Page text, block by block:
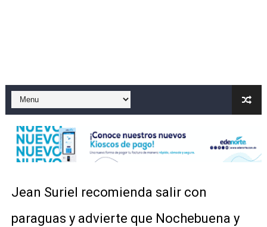
El precio del brent cayó un 7,05 % a 83,77 dólares por
Un sismo de magnitud 3,4 se registra en una provincia
Incendio en Grecia quema 12,600 hectáreas y obliga a
Pacheman apuesta por la evolución del merengue
Un derrumbe en el centro de Cuba deja dos personas
Jean Suriel recomienda salir con
paraguas y advierte que Nochebuena y